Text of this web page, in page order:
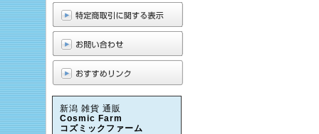
新潟 雑貨 通販
Cosmic Farm
コズミックファーム